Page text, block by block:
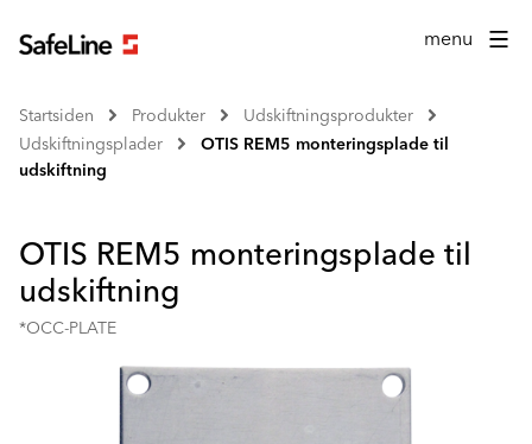
menu
Startsiden Produkter
Udskiftningsprodukter
Udskiftningsplader
OTIS REM5 monteringsplade til
udskiftning
OTIS REM5 monteringsplade til
udskiftning
*OCC-PLATE